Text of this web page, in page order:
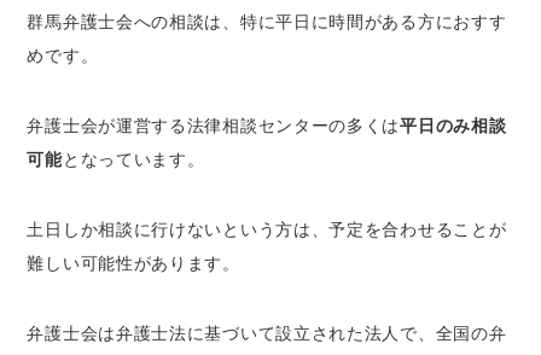
群馬弁護士会への相談は、特に平日に時間がある方におすす
めです。
弁護士会が運営する法律相談センターの多くは平日のみ相談
可能となっています。
土日しか相談に行けないという方は、予定を合わせることが
難しい可能性があります。
弁護士会は弁護士法に基づいて設立された法人で、全国の弁